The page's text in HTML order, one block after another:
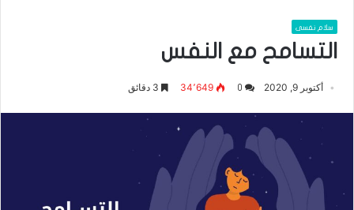
سلام نفسى
التسامح مع النفس
أكتوبر 9, 2020 34٬649